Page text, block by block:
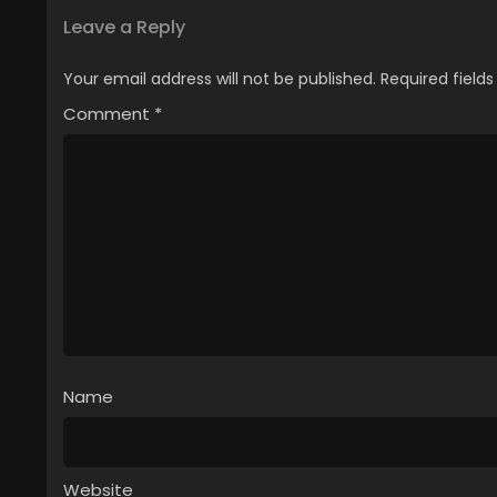
Leave a Reply
Your email address will not be published. Required
Comment *
Name
Website